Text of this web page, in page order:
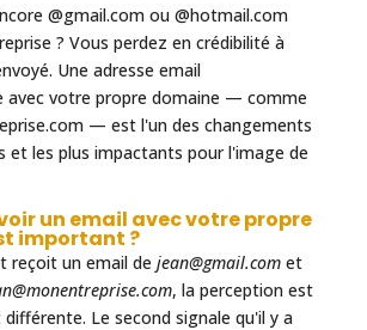
@gmail.com ou @hotmail.com
? Vous perdez en crédibilité à
Une adresse email
avec votre propre domaine — comme
— est l'un des changements
et les plus impactants pour l'image de
un email avec votre propre
important ?
reçoit un email de jean@gmail.comet
, la perception est
Le second signale qu'il y a